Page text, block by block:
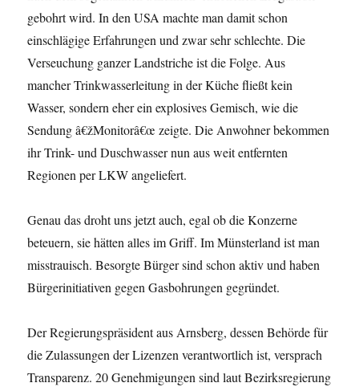
gebohrt wird. In den USA machte man damit schon
einschlägige Erfahrungen und zwar sehr schlechte. Die
Verseuchung ganzer Landstriche ist die Folge. Aus
mancher Trinkwasserleitung in der Küche fließt kein
Wasser, sondern eher ein explosives Gemisch, wie die
Sendung â€žMonitorâ€œ zeigte. Die Anwohner bekommen
ihr Trink- und Duschwasser nun aus weit entfernten
Regionen per LKW angeliefert.
Genau das droht uns jetzt auch, egal ob die Konzerne
beteuern, sie hätten alles im Griff. Im Münsterland ist man
misstrauisch. Besorgte Bürger sind schon aktiv und haben
Bürgerinitiativen gegen Gasbohrungen gegründet.
Der Regierungspräsident aus Arnsberg, dessen Behörde für
die Zulassungen der Lizenzen verantwortlich ist, versprach
Transparenz. 20 Genehmigungen sind laut Bezirksregierung